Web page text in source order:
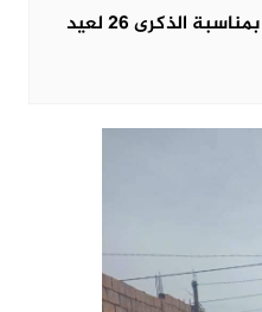
حفل استقبال بهيج ببيلباو بمناسبة الذكرى 26 لعيد